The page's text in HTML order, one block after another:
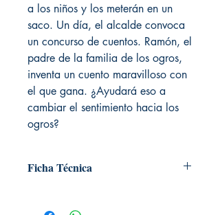
a los niños y los meterán en un
saco. Un día, el alcalde convoca
un concurso de cuentos. Ramón, el
padre de la familia de los ogros,
inventa un cuento maravilloso con
el que gana. ¿Ayudará eso a
cambiar el sentimiento hacia los
ogros?
Ficha Técnica
Editorial: Edelvives